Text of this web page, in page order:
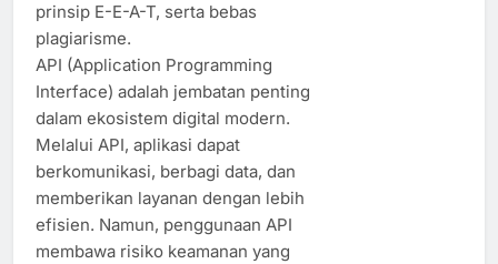
prinsip E-E-A-T, serta bebas
plagiarisme.
API (Application Programming
Interface) adalah jembatan penting
dalam ekosistem digital modern.
Melalui API, aplikasi dapat
berkomunikasi, berbagi data, dan
memberikan layanan dengan lebih
efisien. Namun, penggunaan API
membawa risiko keamanan yang